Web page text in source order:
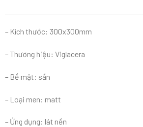
– Kích thước: 300x300mm
– Thương hiệu: Viglacera
– Bề mặt: sần
– Loại men: matt
– Ứng dụng: lát nền